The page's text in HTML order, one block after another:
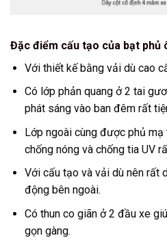
Đặc điểm cấu tạo của bạt phủ
Với thiết kế bằng vải dù cao
Có lớp phản quang ở 2 tai
phát sáng vào ban đêm rất
Lớp ngoài cùng được phủ
chống nóng và chống tia UV
Với cấu tạo và vải dù nên rất
động bên ngoài.
Có thun co giãn ở 2 đầu xe
gọn gàng.